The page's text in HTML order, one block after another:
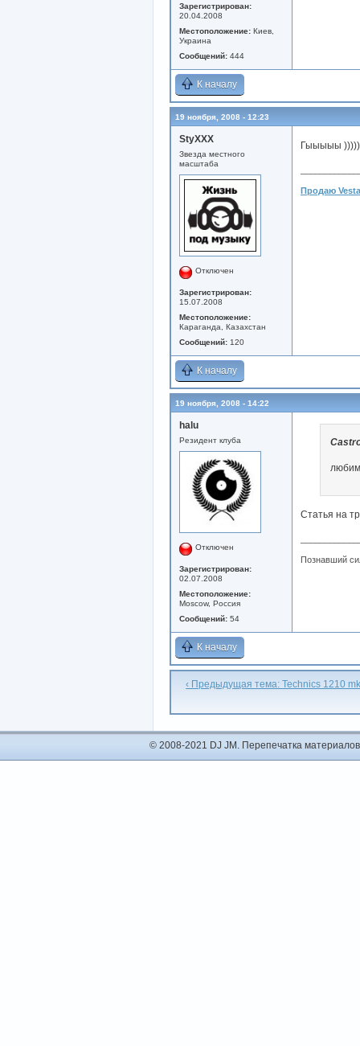
Зарегистрирован:
20.04.2008
Местоположение: Киев,
Украина
Сообщений: 444
К началу
19 ноября, 2008 - 12:23
StyXXX
Звезда местного
масштаба
Отключен
Зарегистрирован:
15.07.2008
Местоположение:
Караганда, Казахстан
Сообщений: 120
Гыыыыы )))))
Продаю
К началу
19 ноября, 2008 - 14:22
halu
Резидент клуба
Отключен
Зарегистрирован:
02.07.2008
Местоположение:
Moscow, Россия
Сообщений: 54
Статья на
Познавший
К началу
‹ Предыдущая тема: Technics 1210
© 2008-2021 DJ JM. Перепечатка